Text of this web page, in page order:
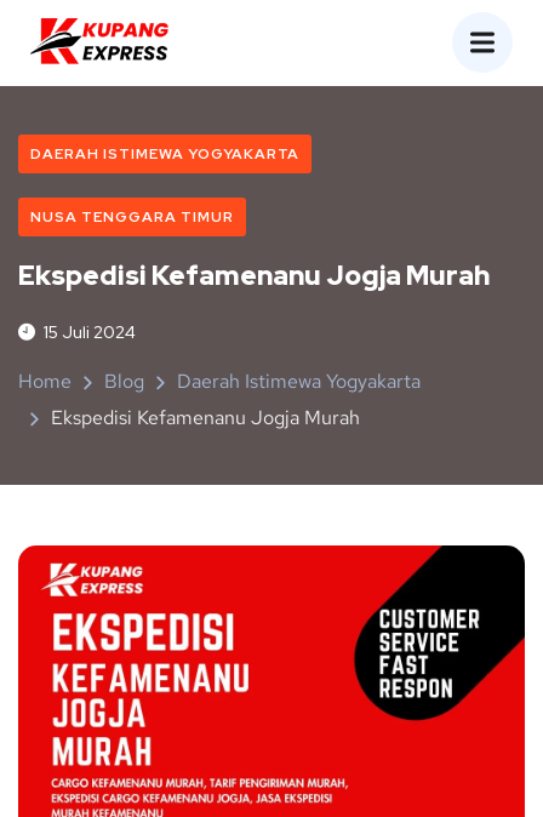
DAERAH ISTIMEWA YOGYAKARTA
NUSA TENGGARA TIMUR
Ekspedisi Kefamenanu Jogja Murah
15 Juli 2024
Home Blog
Daerah Istimewa Yogyakarta
Ekspedisi Kefamenanu Jogja Murah